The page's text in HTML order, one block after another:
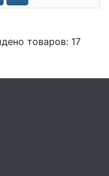
товаров: 17